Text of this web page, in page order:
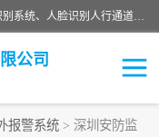
广州百灵智能科技有限公司是一家专业从事车牌识别系统、人脸识别人行通道、安防监控交通设施、停车场智能管理系统、停车场云平台、车牌识别一体机、自动道闸、通道设备、交通设施及交通划线等产品研发、生产和销售的高新技术企业。
公司
报警系统 > 深圳安防监